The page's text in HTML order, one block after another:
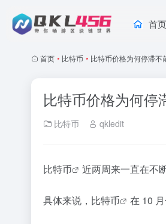
首页
首页 • 比特币 • 比特币价格为何停滞不
比特币价格为何停
比特币 qkledit
比特币 近两周来一直在不
具体来说， 比特币 在 10